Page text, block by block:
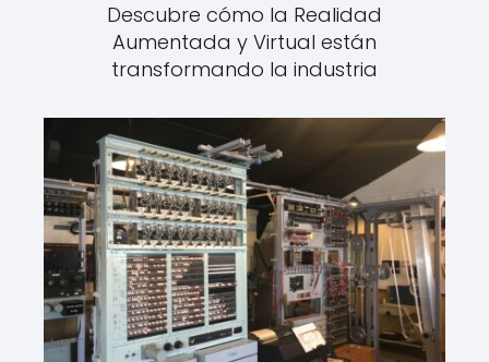
Descubre cómo la Realidad
Aumentada y Virtual están
transformando la industria